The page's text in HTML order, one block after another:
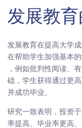
发展教
发展教育在提高大学
在帮助学生加强基本的
，例如批判性阅读、
础，学生获得通过更
并成功毕业。
研究一致表明，投资
率提高、毕业率更高、